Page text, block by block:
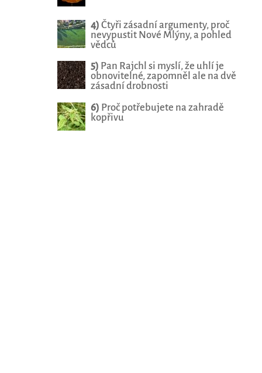
4) Čtyři zásadní argumenty, proč
nevypustit Nové Mlýny, a pohled
vědců
5) Pan Rajchl si myslí, že uhlí je
obnovitelné, zapomněl ale na dvě
zásadní drobnosti
6) Proč potřebujete na zahradě
kopřivu